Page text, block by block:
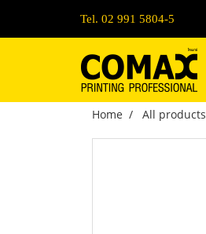
Tel. 02 991 5804-5
Home All products